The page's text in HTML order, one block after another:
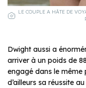
LE COUPLE A HÂTE DE
Dwight aussi a
arriver à un poids de
engagé dans le
d’ailleurs sa réussite